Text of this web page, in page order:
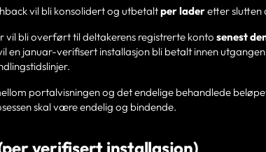
vil bli konsolidert og utbetaltper laderetter slutten
vil bli overført til deltakerens registrerte konto senest
en januar-verifisert installasjon bli betalt innen
portalvisningen og det endelige behandlede
skal være endelig og bindende.
verifisert installasjon)